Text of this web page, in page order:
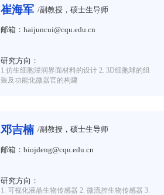
崔海军 /副教授，硕士生导师
邮箱：haijuncui@cqu.edu.cn
研究方向：
1.仿生细胞浸润界面材料的设计 2. 3D细胞球的组
装及功能化微器官的构建
邓吉楠 /副教授，硕士生导师
邮箱：biojdeng@cqu.edu.cn
研究方向：
1. 可视化液晶生物传感器 2. 微流控生物传感器 3.